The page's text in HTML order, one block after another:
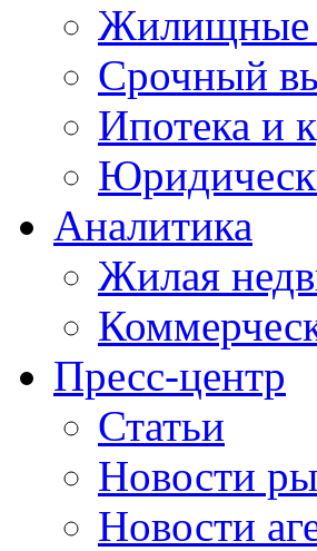
Жилищные
Срочный
Ипотека и
Аналитика
Жилая
Пресс-центр
Статьи
Новости
Новости